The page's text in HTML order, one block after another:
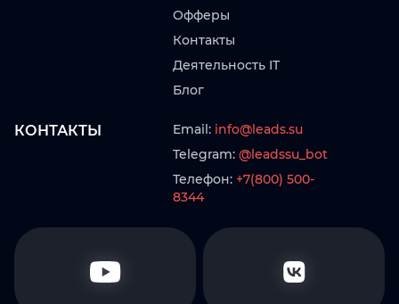
Офферы
Контакты
Деятельность IT
Блог
КОНТАКТЫ Email: info@leads.su
Telegram: @leadssu_bot
Телефон: +7(800) 500-
8344